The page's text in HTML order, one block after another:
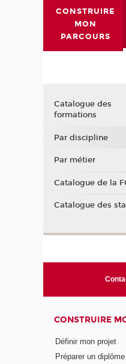
CONSTRUIRE
MON
PARCOURS
Catalogue des
formations
Par discipline
Par métier
Catalogue de la
Catalogue des
CONSTRUIRE
Définir mon projet
Préparer un diplôme